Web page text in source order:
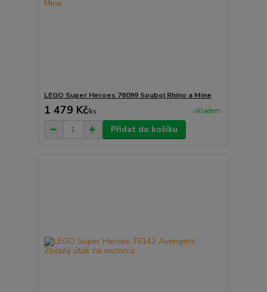
LEGO Super Heroes 76099 Souboj Rhino a Mine
1 479 Kč/ks skladem
Přidat do košíku